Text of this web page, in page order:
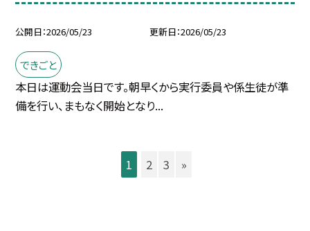
公開日 2026/05/23 更新日 2026/05/23
できごと
本日は運動会当日です。朝早くから実行委員や係生徒が準
備を行い、まもなく開始となり...
1 2 3 »